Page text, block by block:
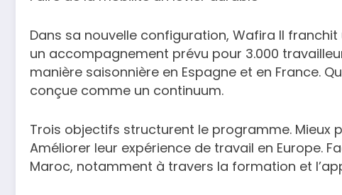
Dans sa nouvelle configuration, Wafira II
un accompagnement prévu pour 3.000
manière saisonnière en Espagne et en France.
conçue comme un continuum.
Trois objectifs structurent le programme.
Améliorer leur expérience de travail en Europe.
Maroc, notamment à travers la formation et